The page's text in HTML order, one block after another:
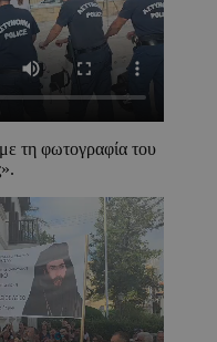
τη φωτογραφία του